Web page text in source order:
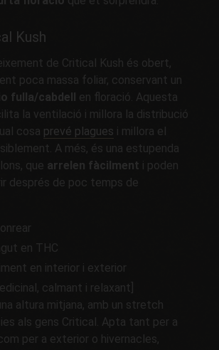
Kush
de Critical Kush és obert,
poca massa foliar, conservant un
fulla/cabdell en floració. Aquesta
la ventilació i millora la distribució
cosa prevé plagues i millora el
A més, és una estupenda
que arrelen fàcilment i poden
després de poc temps de
en THC
en interior i exterior
calmant i relaxant]
altura mitjana, amb un stretch
als gens Critical. Apta tant per a
per a exterior o hivernacles,